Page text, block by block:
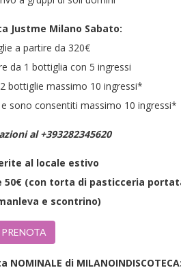
Justme Milano Sabato:
a partire da 320€
da 1 bottiglia con 5 ingressi
bottiglie massimo 10 ingressi*
sono consentiti massimo 10 ingressi*
al +393282345620
al locale estivo
(con torta di pasticceria
e scontrino)
PRENOTA
di MILANOINDISCOTECA: